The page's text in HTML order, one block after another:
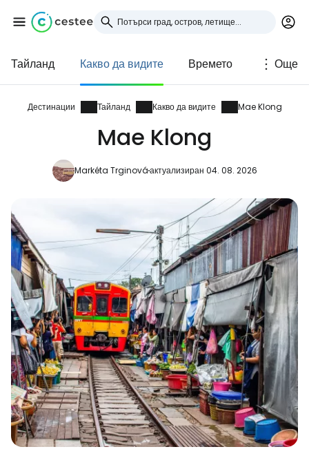
Тайланд Какво да видите Времето Още
Дестинации Тайланд Какво да видите Mae Klong
Mae Klong
Markéta Trginováактуализиран 04. 08. 2026
Влезте в Cestee
... световната общност на туристите
Продължете с Google
Продължете с Facebook
Продължете с имейл